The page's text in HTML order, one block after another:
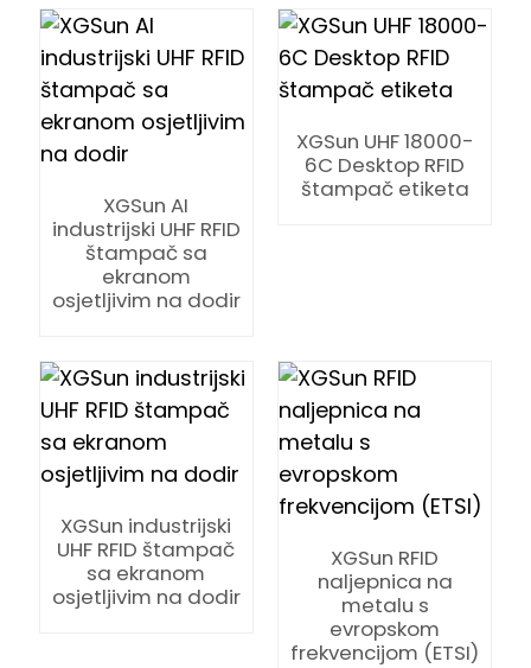
XGSun AI
industrijski UHF RFID
štampač sa
ekranom
osjetljivim na dodir
XGSun UHF 18000-
6C Desktop RFID
štampač etiketa
XGSun industrijski
UHF RFID štampač
sa ekranom
osjetljivim na dodir
XGSun RFID
naljepnica na
metalu s
evropskom
frekvencijom (ETSI)